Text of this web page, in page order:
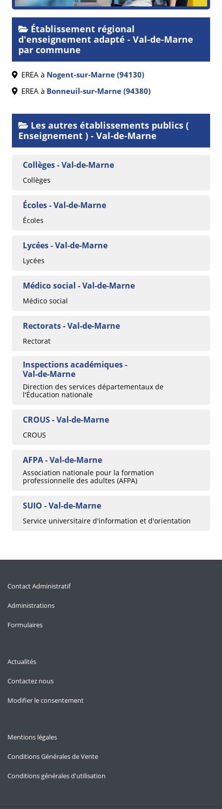
Établissement régional
d'enseignement adapté - Val-de-Marne
par commune
EREA à Nogent-sur-Marne (94130)
EREA à Bonneuil-sur-Marne (94380)
Les autres établissements publics (
Enseignement ) - Val-de-Marne
Collèges - Val-de-Marne
Collèges
Écoles - Val-de-Marne
Écoles
Lycées - Val-de-Marne
Lycées
Médico social - Val-de-Marne
Médico social
Rectorats - Val-de-Marne
Rectorat
Inspections académiques -
Val-de-Marne
Direction des services départementaux de
l'Éducation nationale
CROUS - Val-de-Marne
CROUS
AFPA - Val-de-Marne
Association nationale pour la formation
professionnelle des adultes (AFPA)
SUIO - Val-de-Marne
Service universitaire d'information et d'orientation
Contact Administratif
Administrations
Formulaires
Actualités
Contactez nous
Modifier le consentement
Mentions légales
Conditions Générales de Vente
Conditions générales d'utilisation